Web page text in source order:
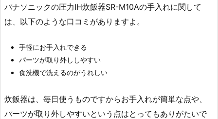
パナソニックの圧力IH炊飯器SR-M10Aの手入れに関して
は、以下のような口コミがありますよ。
手軽にお手入れできる
パーツが取り外ししやすい
食洗機で洗えるのがうれしい
炊飯器は、毎日使うものですからお手入れが簡単な点や、
パーツが取り外しやすいという点はとってもありがたいで